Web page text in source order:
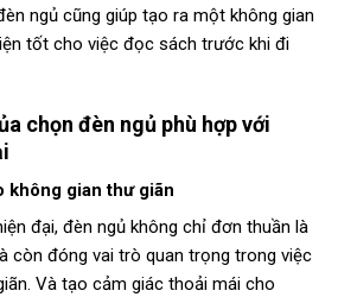
ngủ cũng giúp tạo ra một không gian
tốt cho việc đọc sách trước khi đi
chọn đèn ngủ phù hợp với
không gian thư giãn
đại, đèn ngủ không chỉ đơn thuần là
còn đóng vai trò quan trọng trong việc
Và tạo cảm giác thoải mái cho